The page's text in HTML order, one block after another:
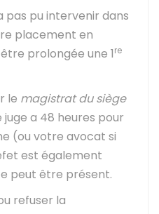
pas pu intervenir dans
placement en
prolongée une 1re
le magistrat du siège
juge a 48 heures pour
(ou votre avocat si
est également
peut être présent.
refuser la